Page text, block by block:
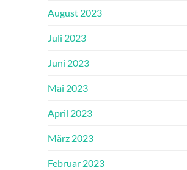
August 2023
Juli 2023
Juni 2023
Mai 2023
April 2023
März 2023
Februar 2023